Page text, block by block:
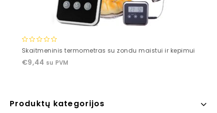
0
of
Skaitmeninis termometras su zondu maistui ir kepimui
€9,44 su PVM
Produktų kategorijos